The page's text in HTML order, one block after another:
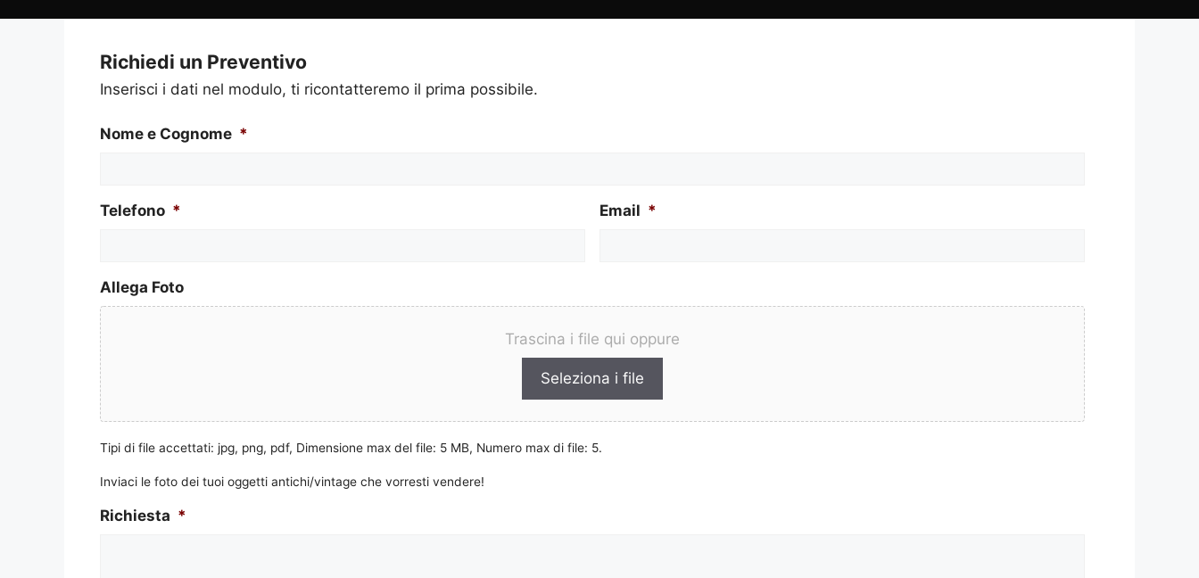
Richiedi un Preventivo
Inserisci i dati nel modulo, ti ricontatteremo il prima possibile.
Nome e Cognome *
Telefono * Email *
Allega Foto
Trascina i file qui oppure
Seleziona i file
Tipi di file accettati: jpg, png, pdf, Dimensione max del file: 5 MB, Numero max di file: 5.
Inviaci le foto dei tuoi oggetti antichi/vintage che vorresti vendere!
Richiesta *